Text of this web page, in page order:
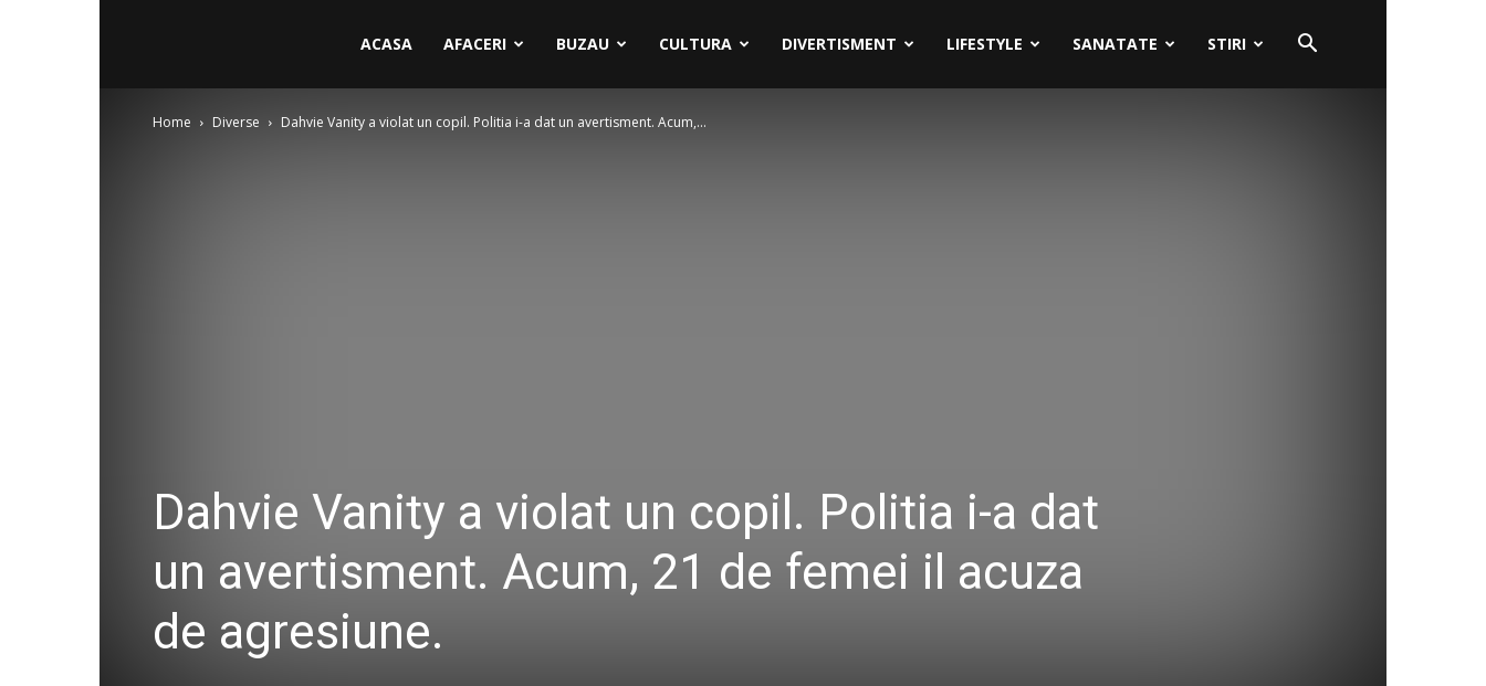
ACASA AFACERI BUZAU CULTURA DIVERTISMENT LIFESTYLE SANATATE STIRI
Home Diverse Dahvie Vanity a violat un copil. Politia i-a dat un avertisment. Acum,...
Dahvie Vanity a violat un copil. Politia i-a dat
un avertisment. Acum, 21 de femei il acuza
de agresiune.